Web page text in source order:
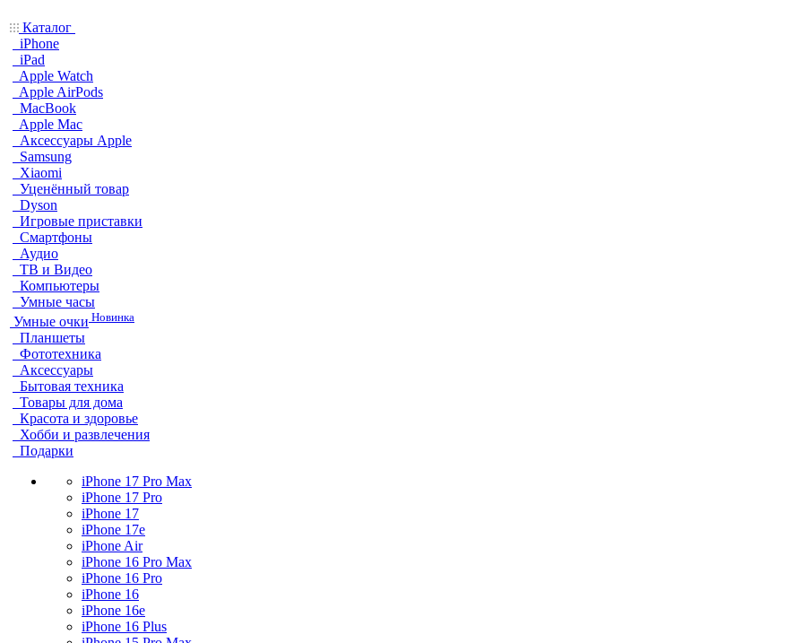
Каталог
iPhone
iPad
Apple Watch
Apple AirPods
MacBook
Apple Mac
Аксессуары Apple
Samsung
Xiaomi
Уценённый товар
Dyson
Игровые приставки
Смартфоны
Аудио
ТВ и Видео
Компьютеры
Умные часы
Умные очки Новинка
Планшеты
Фототехника
Аксессуары
Бытовая техника
Товары для дома
Красота и здоровье
Хобби и развлечения
Подарки
iPhone 17 Pro Max
iPhone 17 Pro
iPhone 17
iPhone 17e
iPhone Air
iPhone 16 Pro Max
iPhone 16 Pro
iPhone 16
iPhone 16e
iPhone 16 Plus